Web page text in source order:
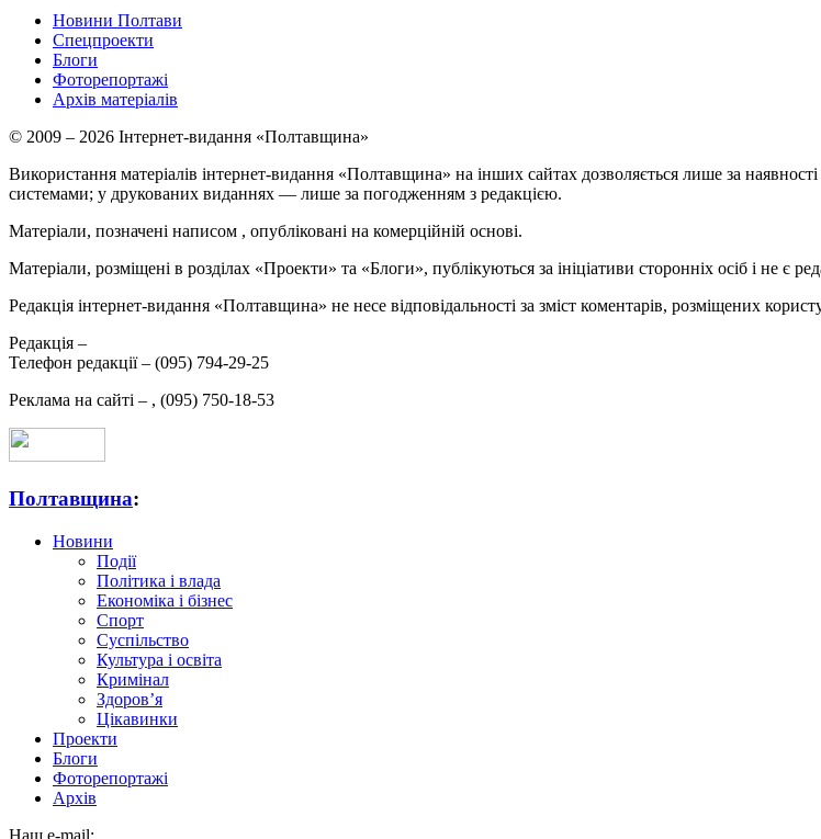
Новини Полтави
Спецпроекти
Блоги
Фоторепортажі
Архів матеріалів
© 2009 – 2026 Інтернет-видання «Полтавщина»
Використання матеріалів інтернет-видання «Полтавщина» на інших сайтах дозволяється лише за
системами; у друкованих виданнях — лише за погодженням з редакцією.
Матеріали, позначені написом , опубліковані на комерційній основі.
Матеріали, розміщені в розділах «Проекти» та «Блоги», публікуються за ініціативи сторонніх осіб і не є
Редакція інтернет-видання «Полтавщина» не несе відповідальності за зміст коментарів, розміщених
Редакція –
Телефон редакції – (095) 794-29-25
Реклама на сайті – , (095) 750-18-53
Полтавщина:
Новини
Події
Політика і влада
Економіка і бізнес
Спорт
Суспільство
Культура і освіта
Кримінал
Здоров’я
Цікавинки
Проекти
Блоги
Фоторепортажі
Архів
Наш e-mail: